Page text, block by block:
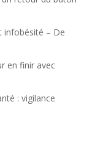
infobésité – De
en finir avec
: vigilance